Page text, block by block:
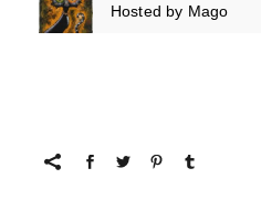
Hosted by Mago